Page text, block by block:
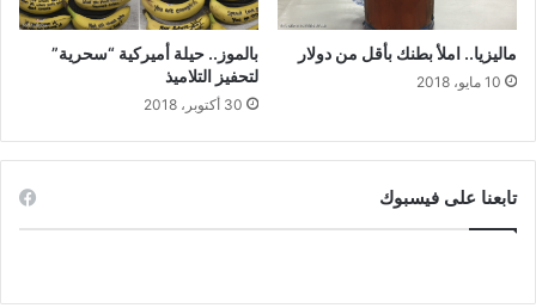
ماليزيا.. املأ بطنك بأقل من دولار
10 مايو، 2018
بالموز.. حيلة أميركية “سحرية”
لتحفيز التلاميذ
30 أكتوبر، 2018
تابعنا على فيسبوك